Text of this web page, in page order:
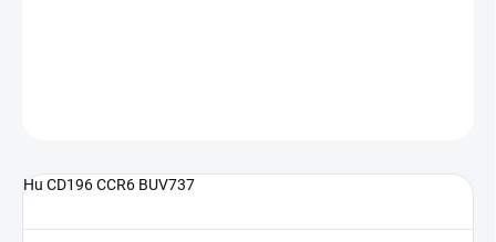
Hu CD196 CCR6 BUV737